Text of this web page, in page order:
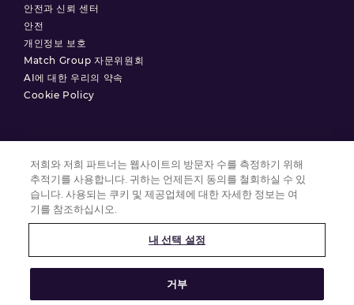
안전과 신뢰 센터
안전
개인정보 보호
Match Group 자문위원회
AI에 대한 우리의 약속
Cookie Policy
이용약관
개인정보 처리방침
쿠키 설정
모든 권리 보유. MATCH GROUP, MG 로고 및 기울어진 파란색 실 모양의 MG
로고는 Match Group Americas, LLC의 상표입니다. 다른 모든 상표는 각 상표
저희와 저희 파트너는 웹사이트의 방문자 수를 측정하기 위해
추적기를 사용합니다. 귀하는 언제든지 동의를 철회하실 수 있
습니다. 사용되는 쿠키 및 제공업체에 대한 자세한 정보는 여
기를 참조하십시오.
내 선택 설정
거부